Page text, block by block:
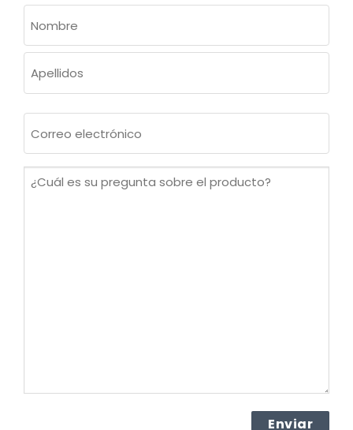
(OBLIGATORIO)
Nombre
electrónico
¿Cuál